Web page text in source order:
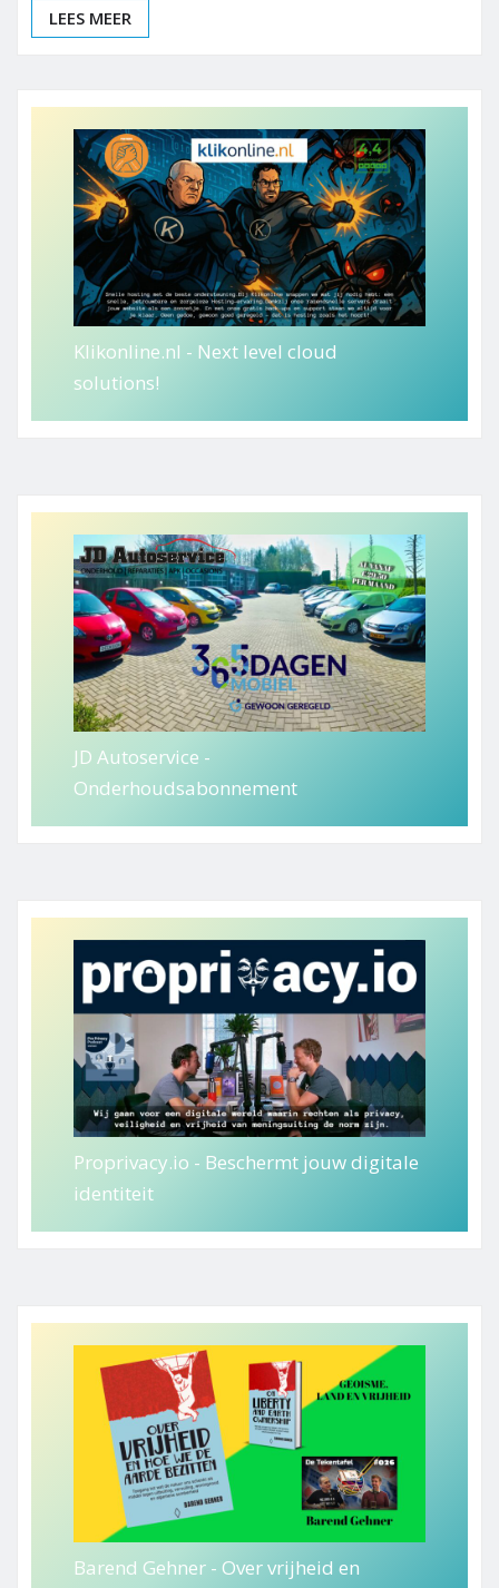
LEES MEER
Klikonline.nl - Next level cloud
solutions!
JD Autoservice -
Onderhoudsabonnement
Proprivacy.io - Beschermt jouw digitale
identiteit
Barend Gehner - Over vrijheid en